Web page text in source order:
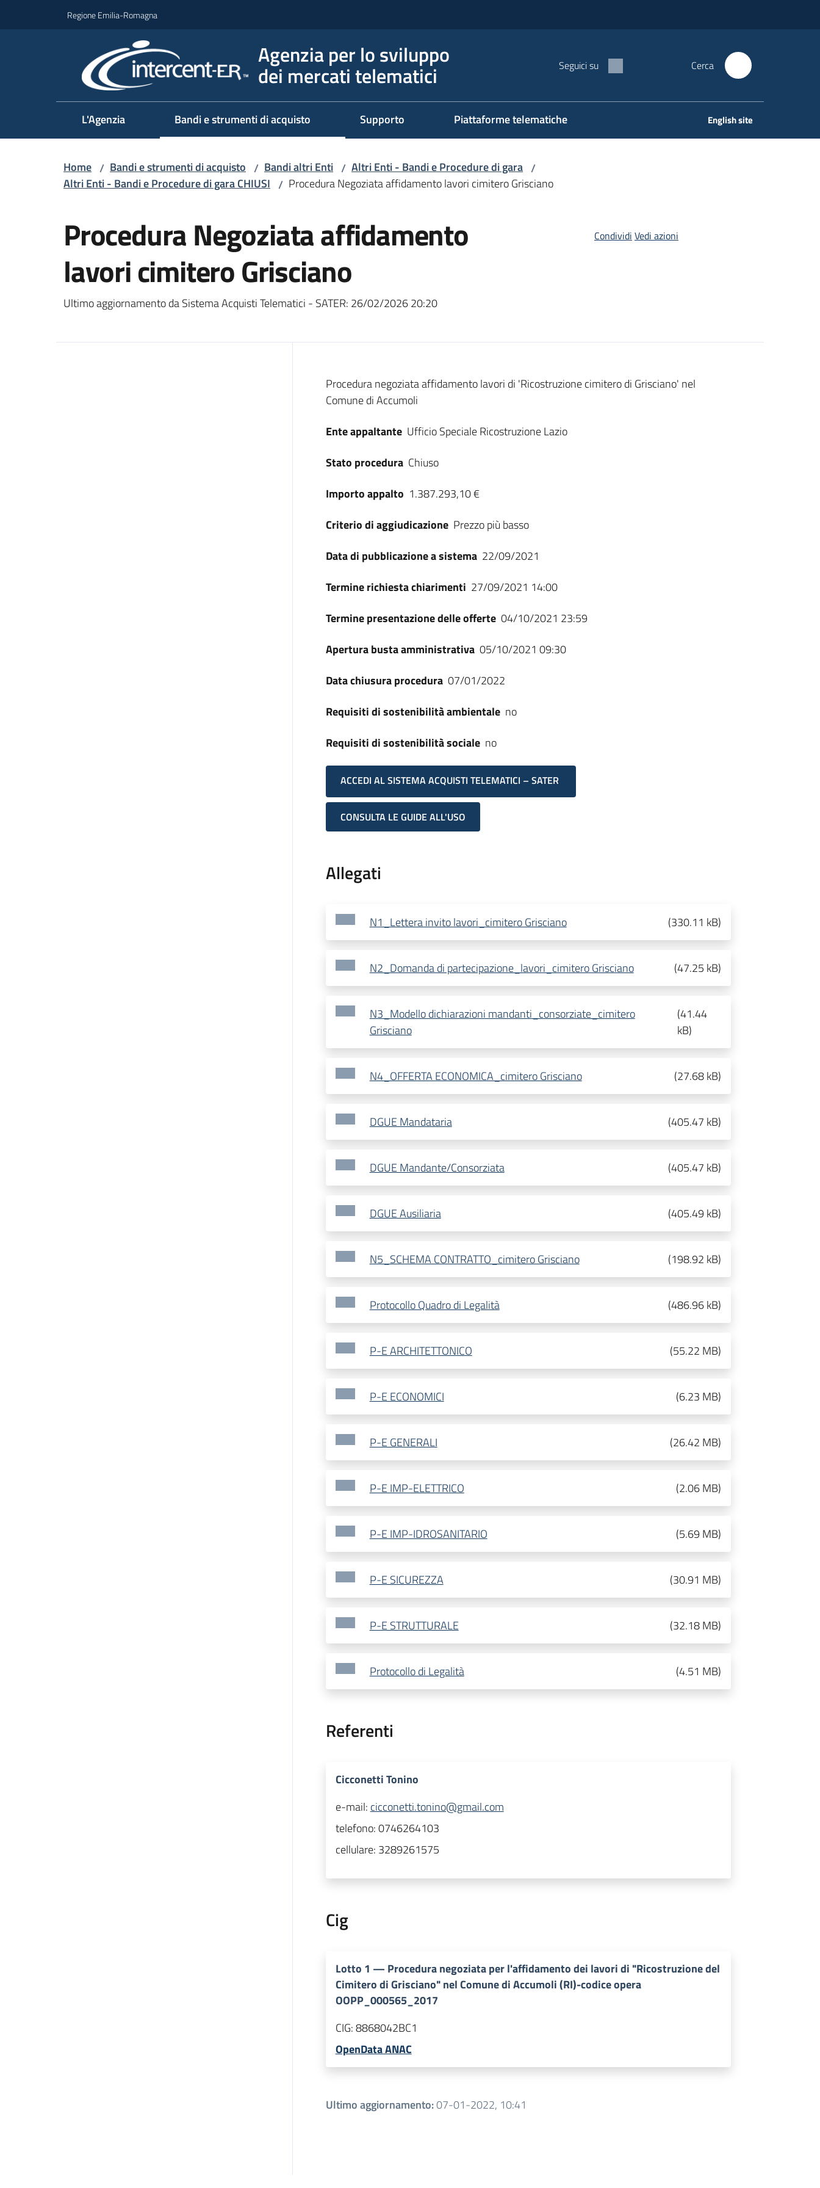
Regione Emilia-Romagna
Agenzia per lo sviluppo
dei mercati telematici Seguici su Cerca
L'Agenzia Bandi e strumenti di acquisto Supporto Piattaforme telematiche English site
Home / Bandi e strumenti di acquisto / Bandi altri Enti / Altri Enti - Bandi e Procedure di gara /
Altri Enti - Bandi e Procedure di gara CHIUSI / Procedura Negoziata affidamento lavori cimitero Grisciano
Procedura Negoziata affidamento
lavori cimitero Grisciano
Ultimo aggiornamento da Sistema Acquisti Telematici - SATER: 26/02/2026 20:20
Condividi Vedi azioni
Dati del bando
Procedura negoziata affidamento lavori di 'Ricostruzione cimitero di Grisciano' nel
Comune di Accumoli
Ente appaltante Ufficio Speciale Ricostruzione Lazio
Stato procedura Chiuso
Importo appalto 1.387.293,10 €
Criterio di aggiudicazione Prezzo più basso
Data di pubblicazione a sistema 22/09/2021
Termine richiesta chiarimenti 27/09/2021 14:00
Termine presentazione delle offerte 04/10/2021 23:59
Apertura busta amministrativa 05/10/2021 09:30
Data chiusura procedura 07/01/2022
Requisiti di sostenibilità ambientale no
Requisiti di sostenibilità sociale no
ACCEDI AL SISTEMA ACQUISTI TELEMATICI – SATER
CONSULTA LE GUIDE ALL'USO
Allegati
N1_Lettera invito lavori_cimitero Grisciano (330.11 kB)
N2_Domanda di partecipazione_lavori_cimitero Grisciano (47.25 kB)
N3_Modello dichiarazioni mandanti_consorziate_cimitero
Grisciano
(41.44
kB)
N4_OFFERTA ECONOMICA_cimitero Grisciano (27.68 kB)
DGUE Mandataria (405.47 kB)
DGUE Mandante/Consorziata (405.47 kB)
DGUE Ausiliaria (405.49 kB)
N5_SCHEMA CONTRATTO_cimitero Grisciano (198.92 kB)
Protocollo Quadro di Legalità (486.96 kB)
P-E ARCHITETTONICO (55.22 MB)
P-E ECONOMICI (6.23 MB)
P-E GENERALI (26.42 MB)
P-E IMP-ELETTRICO (2.06 MB)
P-E IMP-IDROSANITARIO (5.69 MB)
P-E SICUREZZA (30.91 MB)
P-E STRUTTURALE (32.18 MB)
Protocollo di Legalità (4.51 MB)
Referenti
Cicconetti Tonino
e-mail: cicconetti.tonino@gmail.com
telefono:0746264103
cellulare: 3289261575
Cig
Lotto 1 — Procedura negoziata per l'affidamento dei lavori di "Ricostruzione del
Cimitero di Grisciano" nel Comune di Accumoli (RI)-codice opera
OOPP_000565_2017
CIG:8868042BC1
OpenData ANAC
Ultimo aggiornamento:07-01-2022, 10:41